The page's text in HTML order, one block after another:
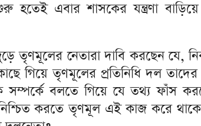
হতেই এবার শাসকের যন্ত্রণা
তৃণমূলের নেতারা দাবি করছেন যে,
কাছে গিয়ে তৃণমূলের প্রতিনিধি দল
সম্পর্কে বলতে গিয়ে যে তথ্য ফাঁস
করতে তৃণমূল এই কাজ করে